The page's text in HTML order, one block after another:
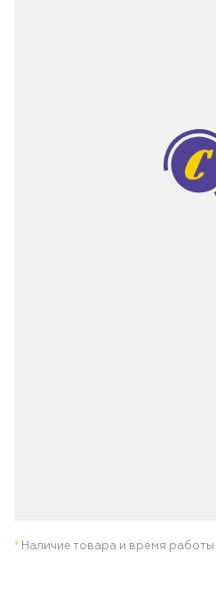
* Наличие товара и время работы